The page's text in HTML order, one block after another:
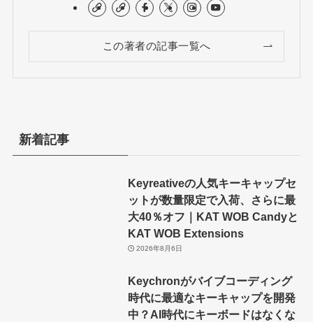
この著者の記事一覧へ
新着記事
Keyreativeの人気キーキャップセ
ットが数量限定で入荷、さらに最
大40％オフ｜KAT WOB Candyと
KAT WOB Extensions
2026年8月6日
Keychronがバイブコーディング
時代に最適なキーキャップを開発
中？AI時代にキーボードはなくな